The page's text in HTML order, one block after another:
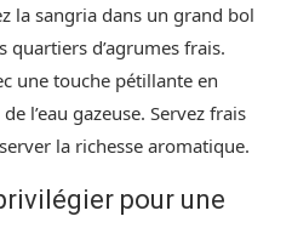
la sangria dans un grand bol
quartiers d’agrumes frais.
une touche pétillante en
l’eau gazeuse. Servez frais
la richesse aromatique.
pour une